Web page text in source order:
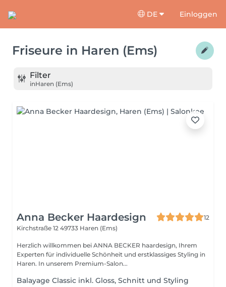
DE Einloggen
Friseure in Haren (Ems)
Filter
inHaren (Ems)
Anna Becker Haardesign
12
Kirchstraße 12 49733 Haren (Ems)
Herzlich willkommen bei ANNA BECKER haardesign, Ihrem
Experten für individuelle Schönheit und erstklassiges Styling in
Haren. In unserem Premium-Salon...
Balayage Classic inkl. Gloss, Schnitt und Styling